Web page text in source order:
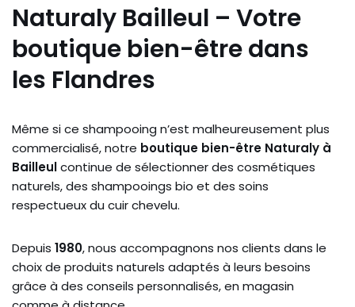
Naturaly Bailleul – Votre
boutique bien-être dans
les Flandres
Même si ce shampooing n’est malheureusement plus
commercialisé, notre boutique bien-être Naturaly à
Bailleulcontinue de sélectionner des cosmétiques
naturels, des shampooings bio et des soins
respectueux du cuir chevelu.
Depuis 1980, nous accompagnons nos clients dans le
choix de produits naturels adaptés à leurs besoins
grâce à des conseils personnalisés, en magasin